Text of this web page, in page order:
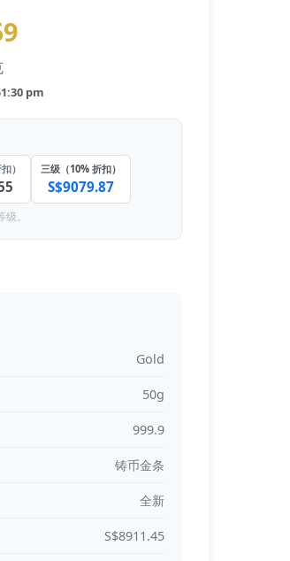
pm
） 三级（10% 折扣）
S$9079.87
。
Gold
50g
999.9
铸币金条
全新
S$8911.45